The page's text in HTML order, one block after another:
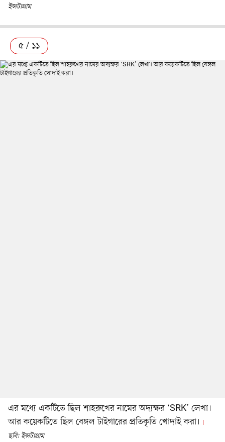
ইন্সটাগ্রাম
৫ / ১১
এর মধ্যে একটিতে ছিল শাহরুখের নামের অদ্যক্ষর ‘SRK’ লেখা।
আর কয়েকটিতে ছিল বেঙ্গল টাইগারের প্রতিকৃতি খোদাই করা।
ছবি: ইন্সটাগ্রাম